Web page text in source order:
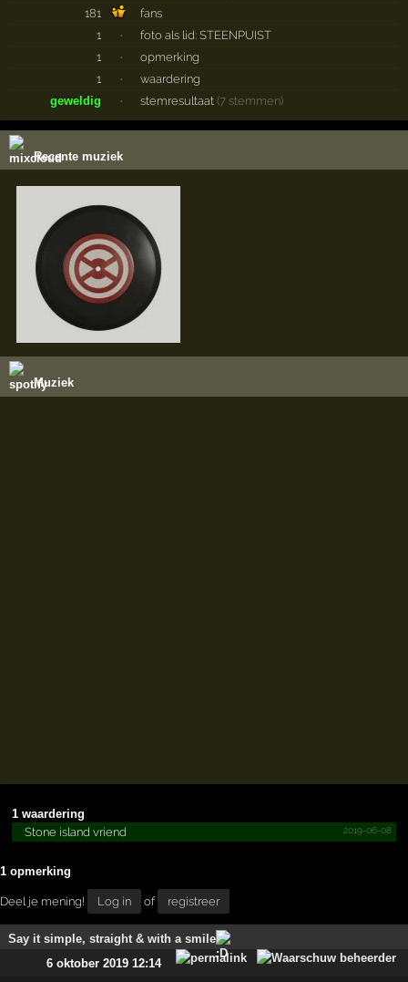
181
fans
1
·
foto als lid: STEENPUIST
1
·
opmerking
1
·
waardering
geweldig
· stemresultaat (7 stemmen)
Recente muziek
Muziek
1 waardering
2019-06-08
Stone island vriend
1 opmerking
Deel je mening! Log in of registreer
Say it simple, straight & with a smile
6 oktober 2019 12:14